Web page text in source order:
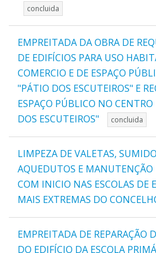
concluida
EMPREITADA DA OBRA DE
DE EDIFÍCIOS PARA USO
COMERCIO E DE ESPAÇO
"PÁTIO DOS ESCUTEIROS" E
ESPAÇO PÚBLICO NO
DOS ESCUTEIROS"
concluida
LIMPEZA DE VALETAS,
AQUEDUTOS E MANUTENÇÃO
COM INICIO NAS ESCOLAS DE
MAIS EXTREMAS DO
EMPREITADA DE REPARAÇÃO
DO EDIFÍCIO DA ESCOLA